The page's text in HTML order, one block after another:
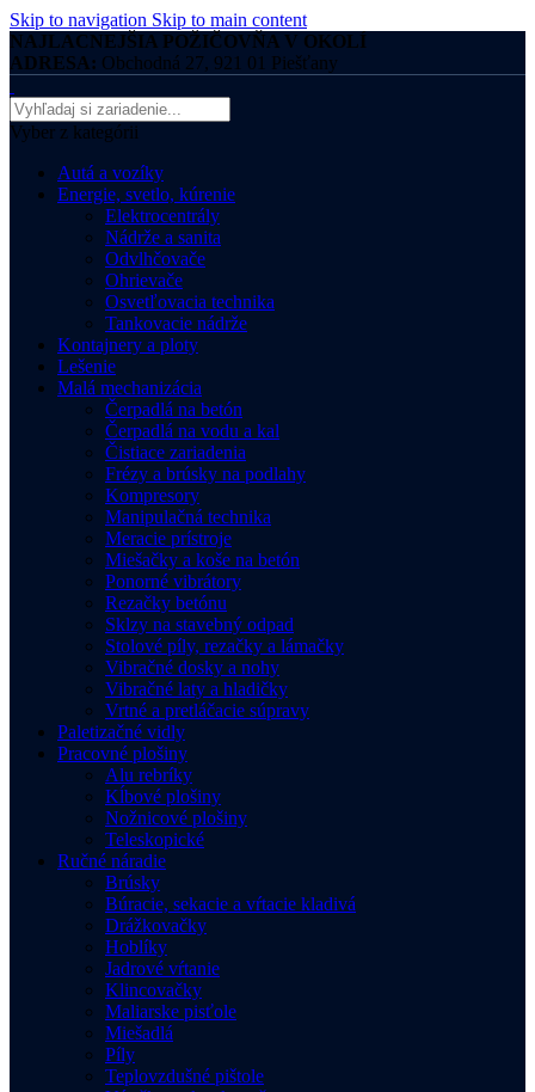
Skip to navigation Skip to main content
NAJLACNEJŠIA POŽIČOVŇA V OKOLÍ
ADRESA: Obchodná 27, 921 01 Piešťany
Vyber z kategórii
Autá a vozíky
Energie, svetlo, kúrenie
Elektrocentrály
Nádrže a sanita
Odvlhčovače
Ohrievače
Osvetľovacia technika
Tankovacie nádrže
Kontajnery a ploty
Lešenie
Malá mechanizácia
Čerpadlá na betón
Čerpadlá na vodu a kal
Čistiace zariadenia
Frézy a brúsky na podlahy
Kompresory
Manipulačná technika
Meracie prístroje
Miešačky a koše na betón
Ponorné vibrátory
Rezačky betónu
Sklzy na stavebný odpad
Stolové píly, rezačky a lámačky
Vibračné dosky a nohy
Vibračné laty a hladičky
Vrtné a pretláčacie súpravy
Paletizačné vidly
Pracovné plošiny
Alu rebríky
Kĺbové plošiny
Nožnicové plošiny
Teleskopické
Ručné náradie
Brúsky
Búracie, sekacie a vŕtacie kladivá
Drážkovačky
Hoblíky
Jadrové vŕtanie
Klincovačky
Maliarske pisťole
Miešadlá
Píly
Teplovzdušné pištole